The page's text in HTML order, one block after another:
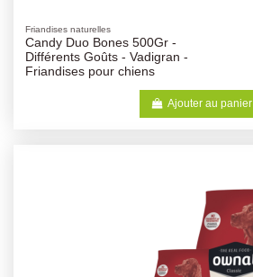
Friandises naturelles
Candy Duo Bones 500Gr -
Différents Goûts - Vadigran -
Friandises pour chiens
Ajouter au panier